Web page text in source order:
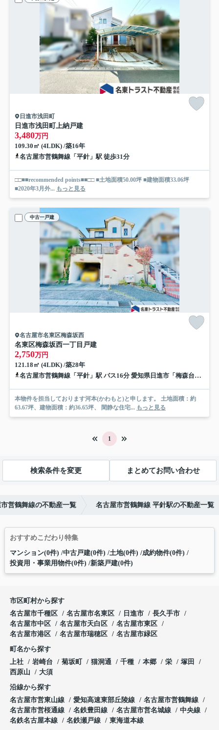
日進市浅田町
日進市浅田町上納戸建
3,480万円
109.30㎡ (4LDK) /築16年
名古屋市営鶴舞線「平針」駅 徒歩31分
□□■■recommended points■■□□ ■土地面積50.00坪 ■建物面積33.06坪
■2020年3月外... もっと見る
中古一戸建
名古屋市名東区梅森坂西
名東区梅森坂西一丁目戸建
2,750万円
121.18㎡ (4LDK) /築28年
名古屋市営鶴舞線「平針」駅 バス16分 愛知県日進市「梅森台三丁目」 停歩10分
本物件を担当しております河本(かわもと)と申します。 土地面積：約
63.67坪、建物面積：約36.65坪、 閑静な住宅... もっと見る
1
検索条件を変更 まとめてお問い合わせ
営鶴舞線の不動産一覧 名古屋市営鶴舞線 平針駅の不動産一覧
おすすめこだわり特集
マンション(0件) 中古戸建(0件) 土地(0件) 成約物件(0件)
投資用・事業用物件(0件) 新築戸建(0件)
市区町村から探す
名古屋市千種区
名古屋市名東区 日進市
長久手市
名古屋市中区
名古屋市天白区
名古屋市東区
名古屋市港区
名古屋市瑞穂区 名古屋市緑区
町名から探す
上社
岩崎台 菊坂町 猫洞通 千種 本郷 栄
塚田
西原山
大須
沿線から探す
名古屋市営東山線
愛知高速東部丘陵線
名古屋市営鶴舞線
名古屋市営桜通線
名鉄豊田線 名古屋市営名城線
中央線
名鉄名古屋本線
名鉄瀬戸線 東海道本線